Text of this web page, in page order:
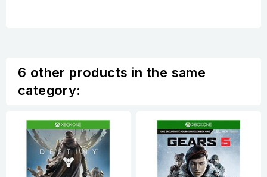
6 other products in the same
category: